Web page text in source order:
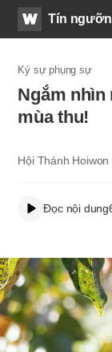
WATVTín
Ký sự phụng sự
Ngắm nhìn
mùa thu!
Hội Thánh
Đọc nội dung